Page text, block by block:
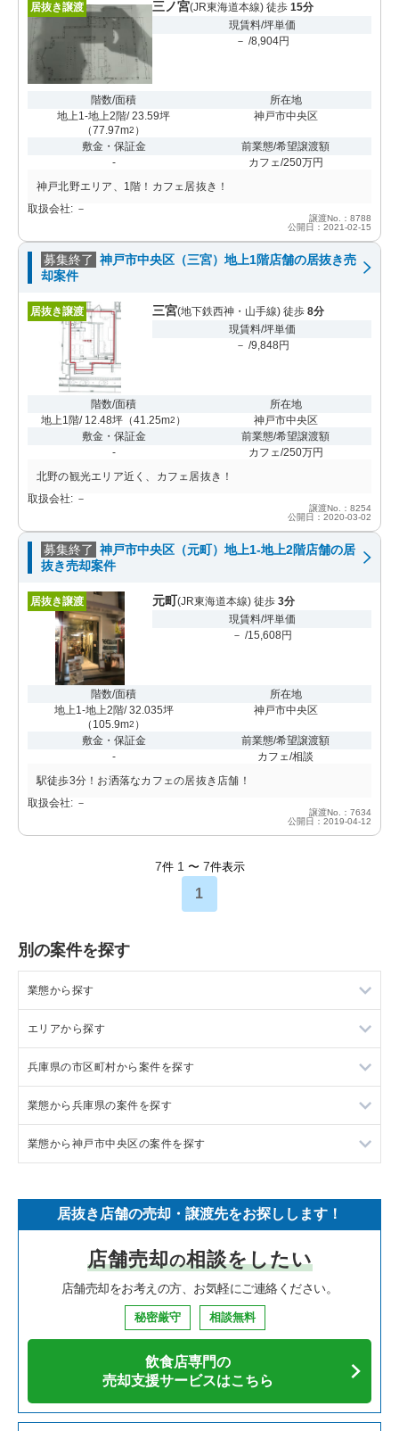
居抜き譲渡 三ノ宮(JR東海道本線) 徒歩 15分
現賃料/坪単価
－ /8,904円
階数/面積
地上1-地上2階/ 23.59坪
（77.97m2 ）
所在地
神戸市中央区
敷金・保証金
-
前業態/希望譲渡額
カフェ/250万円
神戸北野エリア、1階！カフェ居抜き！
取扱会社: －
譲渡No.：8788
公開日：2021-02-15
募集終了 神戸市中央区（三宮）地上1階店舗の居抜き売
却案件
居抜き譲渡 三宮(地下鉄西神・山手線) 徒歩 8分
現賃料/坪単価
－ /9,848円
階数/面積
地上1階/ 12.48坪 （41.25m2 ）
所在地
神戸市中央区
敷金・保証金
-
前業態/希望譲渡額
カフェ/250万円
北野の観光エリア近く、カフェ居抜き！
取扱会社: －
譲渡No.：8254
公開日：2020-03-02
募集終了 神戸市中央区（元町）地上1-地上2階店舗の居
抜き売却案件
居抜き譲渡 元町(JR東海道本線) 徒歩 3分
現賃料/坪単価
－ /15,608円
階数/面積
地上1-地上2階/ 32.035坪
（ 105.9m2 ）
所在地
神戸市中央区
敷金・保証金
-
前業態/希望譲渡額
カフェ/相談
駅徒歩3分！お洒落なカフェの居抜き店舗！
取扱会社: －
譲渡No.：7634
公開日：2019-04-12
7件 1 〜 7件表示
1
別の案件を探す
業態から探す
ラーメンの居抜き売却物件の案件一覧
フランス料理の居抜き売却物件の案件一覧
イタリア料理の居抜き売却物件の案件一覧
中華の居抜き売却物件の案件一覧
寿司の居抜き売却物件の案件一覧
焼肉の居抜き売却物件の案件一覧
鉄板焼き・お好み焼の居抜き売却物件の案件一覧
カフェの居抜き売却物件の案件一覧
テイクアウトの居抜き売却物件の案件一覧
エリアから探す
東京23区の飲食店の居抜き売却物件の案件一覧
東京都下の飲食店の居抜き売却物件の案件一覧
千葉県の飲食店の居抜き売却物件の案件一覧
神奈川県の飲食店の居抜き売却物件の案件一覧
大阪府の飲食店の居抜き売却物件の案件一覧
兵庫県の飲食店の居抜き売却物件の案件一覧
愛知県の飲食店の居抜き売却物件の案件一覧
岐阜県の飲食店の居抜き売却物件の案件一覧
兵庫県の市区町村から案件を探す
尼崎市の飲食店の居抜き売却物件の案件一覧
西宮市の飲食店の居抜き売却物件の案件一覧
川西市の飲食店の居抜き売却物件の案件一覧
芦屋市の飲食店の居抜き売却物件の案件一覧
神戸市中央区の飲食店の居抜き売却物件の案件一覧
伊丹市の飲食店の居抜き売却物件の案件一覧
神戸市兵庫区の飲食店の居抜き売却物件の案件一覧
業態から兵庫県の案件を探す
兵庫県のラーメンの居抜き売却物件の案件一覧
兵庫県のイタリア料理の居抜き売却物件の案件一覧
兵庫県の中華の居抜き売却物件の案件一覧
兵庫県のそば・うどんの居抜き売却物件の案件一覧
兵庫県の焼肉の居抜き売却物件の案件一覧
兵庫県の鉄板焼き・お好み焼の居抜き売却物件の案件一覧
業態から神戸市中央区の案件を探す
神戸市中央区のイタリア料理の居抜き売却物件の案件一覧
神戸市中央区の中華の居抜き売却物件の案件一覧
神戸市中央区の焼肉の居抜き売却物件の案件一覧
神戸市中央区のアジア料理の居抜き売却物件の案件一覧
居抜き店舗の売却・譲渡先をお探しします！
店舗売却の相談をしたい
店舗売却をお考えの方、お気軽にご連絡ください。
秘密厳守 相談無料
飲食店専門の
売却支援サービスはこちら